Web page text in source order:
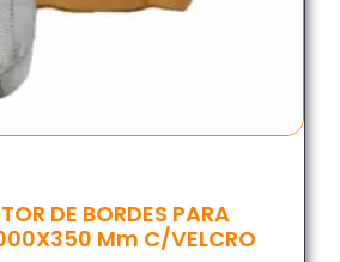
DE BORDES PARA
Mm C/VELCRO